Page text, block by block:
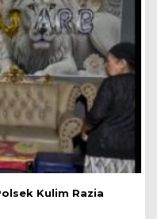
Kulim Razia